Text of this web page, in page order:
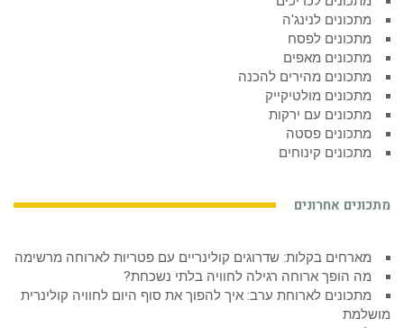
מתכונים לנינג'ה
מתכונים לפסח
מתכונים מאפים
מתכונים מהירים להכנה
מתכונים מולטיקייק
מתכונים עם ירקות
מתכונים פסטה
מתכונים קינוחים
מתכונים אחרונים
מארחים בקלות: שדרוגים קולינריים עם פטריות לארוחה מרשימה
מה הופך ארוחה רגילה לחוויה בלתי נשכחת?
מתכונים לארוחת ערב: איך להפוך את סוף היום לחוויה קולינרית
מושלמת